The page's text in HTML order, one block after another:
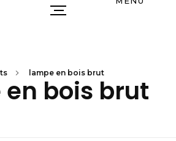
lampe en bois brut
bois brut